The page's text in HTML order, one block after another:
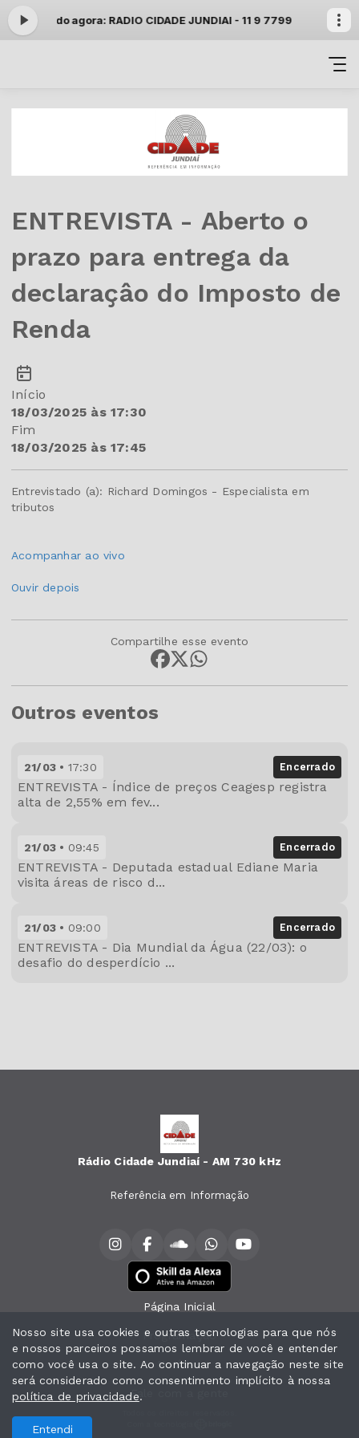
Tocando agora: RADIO CIDADE JUNDIAI - 11 9 7799 9000
ENTREVISTA - Aberto o
prazo para entrega da
declaraçâo do Imposto de
Renda
Início
18/03/2025 às 17:30
Fim
18/03/2025 às 17:45
Entrevistado (a): Richard Domingos - Especialista em
tributos
Acompanhar ao vivo
Ouvir depois
Outros eventos
21/03 17:30 Encerrado
ENTREVISTA - Índice de preços Ceagesp registra
alta de 2,55% em fev...
21/03 09:45 Encerrado
ENTREVISTA - Deputada estadual Ediane Maria
visita áreas de risco d...
21/03 09:00 Encerrado
ENTREVISTA - Dia Mundial da Água (22/03): o
desafio do desperdício ...
Compartilhe esse evento
Rádio Cidade Jundiaí - AM 730 kHz
Referência em Informação
Página Inicial
Programação
Notícias
Fale com a gente
Nosso site usa cookies e outras tecnologias para que nós
e nossos parceiros possamos lembrar de você e entender
como você usa o site. Ao continuar a navegação neste site
será considerado como consentimento implícito à nossa
política de privacidade.
Entendi